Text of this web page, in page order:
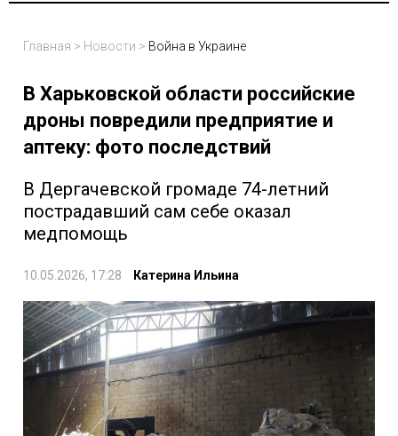
Главная > Новости > Война в Украине
В Харьковской области российские
дроны повредили предприятие и
аптеку: фото последствий
В Дергачевской громаде 74-летний
пострадавший сам себе оказал
медпомощь
10.05.2026, 17:28 Катерина Ильина